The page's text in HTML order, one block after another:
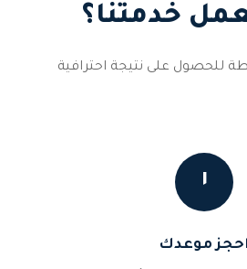
خدمتنا؟
للحصول على نتيجة احترافية
١
موعدك